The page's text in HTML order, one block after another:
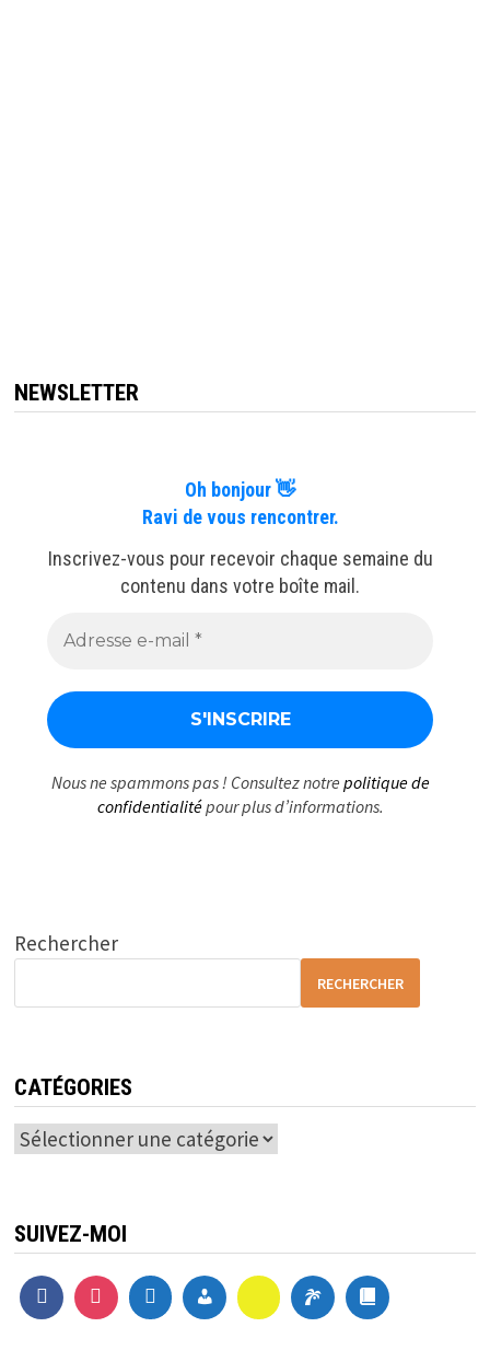
NEWSLETTER
Oh bonjour 👋
Ravi de vous rencontrer.
Inscrivez-vous pour recevoir chaque semaine du
contenu dans votre boîte mail.
Nous ne spammons pas ! Consultez notre politique de
confidentialitépour plus d’informations.
Rechercher
RECHERCHER
CATÉGORIES
Catégories
SUIVEZ-MOI